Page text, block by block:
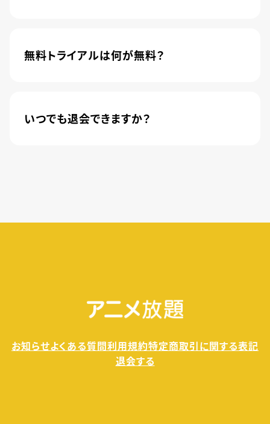
されました。
無料トライアルは何が無料？
いつでも退会できますか？
お知らせよくある質問利用規約特定商取引に関する表記
退会する